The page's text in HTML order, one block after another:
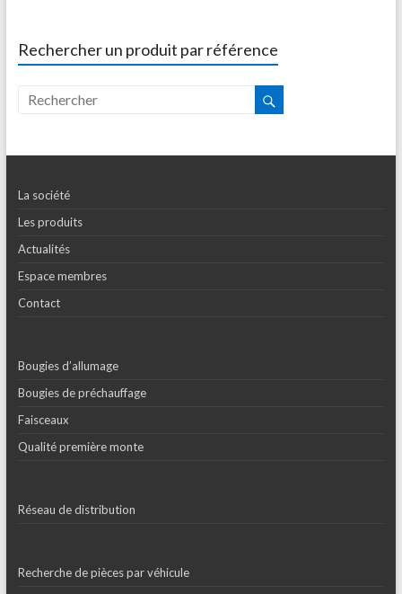
Rechercher un produit par référence
La société
Les produits
Actualités
Espace membres
Contact
Bougies d’allumage
Bougies de préchauffage
Faisceaux
Qualité première monte
Réseau de distribution
Recherche de pièces par véhicule